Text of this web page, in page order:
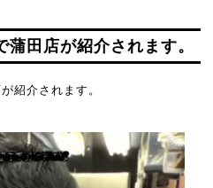
田店が紹介されます。
紹介されます。